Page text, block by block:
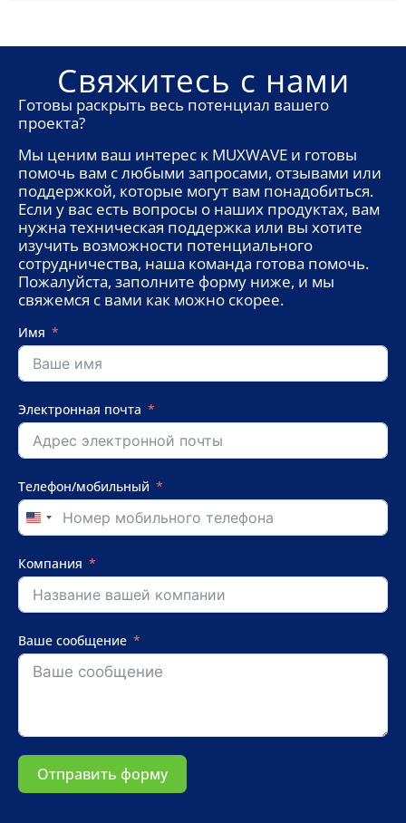
Свяжитесь с нами
Готовы раскрыть весь потенциал вашего
проекта?
Мы ценим ваш интерес к MUXWAVE и готовы
помочь вам с любыми запросами, отзывами или
поддержкой, которые могут вам понадобиться.
Если у вас есть вопросы о наших продуктах, вам
нужна техническая поддержка или вы хотите
изучить возможности потенциального
сотрудничества, наша команда готова помочь.
Пожалуйста, заполните форму ниже, и мы
свяжемся с вами как можно скорее.
Имя
Электронная почта
Телефон/мобильный
United
States
+1
Компания
Ваше сообщение
Отправить форму